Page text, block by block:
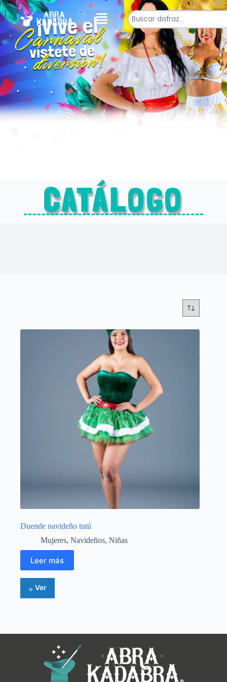
CATÁLOGO
Duende navideño tutú
Mujeres, Navideños, Niñas
Leer más
Ver